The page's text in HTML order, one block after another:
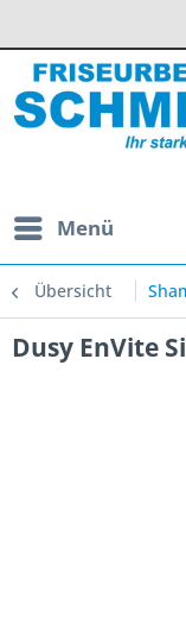
Menü
Übersicht
Dusy EnVite